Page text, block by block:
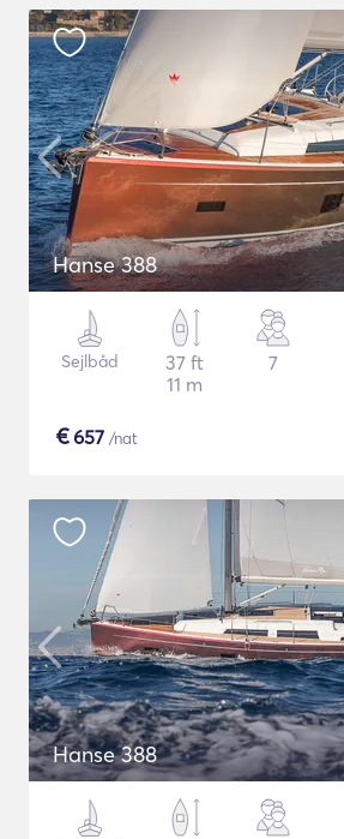
Hanse 388
Sejlbåd
37 ft
11 m
7
€657 /nat
Hanse 388